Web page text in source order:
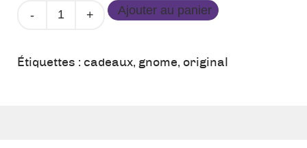
quantité
Mat
Ajouter au panier
Étiquettes : cadeaux, gnome, original